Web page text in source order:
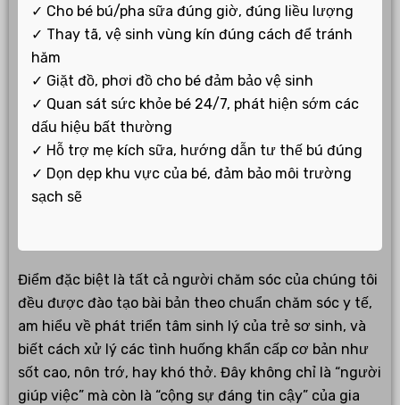
✓ Cho bé bú/pha sữa đúng giờ, đúng liều lượng
✓ Thay tã, vệ sinh vùng kín đúng cách để tránh
hăm
✓ Giặt đồ, phơi đồ cho bé đảm bảo vệ sinh
✓ Quan sát sức khỏe bé 24/7, phát hiện sớm các
dấu hiệu bất thường
✓ Hỗ trợ mẹ kích sữa, hướng dẫn tư thế bú đúng
✓ Dọn dẹp khu vực của bé, đảm bảo môi trường
sạch sẽ
Điểm đặc biệt là tất cả người chăm sóc của chúng tôi
đều được đào tạo bài bản theo chuẩn chăm sóc y tế,
am hiểu về phát triển tâm sinh lý của trẻ sơ sinh, và
biết cách xử lý các tình huống khẩn cấp cơ bản như
sốt cao, nôn trớ, hay khó thở. Đây không chỉ là “người
giúp việc” mà còn là “cộng sự đáng tin cậy” của gia